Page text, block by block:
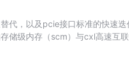
代，以及pcie接口标准的快速
储级内存（scm）与cxl高速互